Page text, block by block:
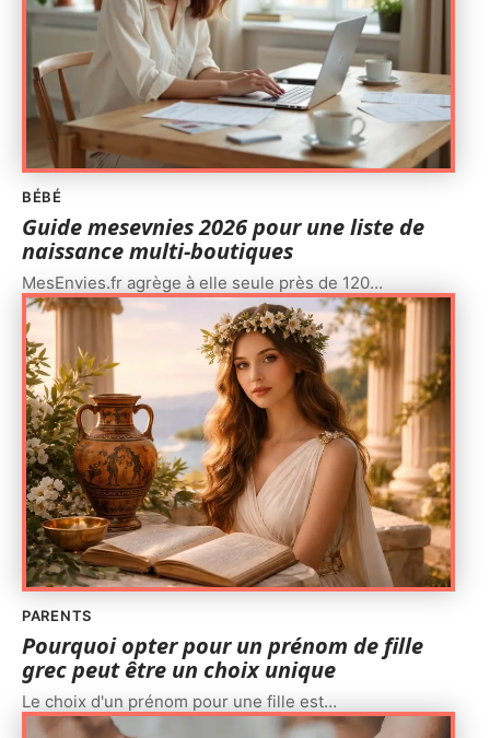
BÉBÉ
Guide mesevnies 2026 pour une liste de
naissance multi-boutiques
MesEnvies.fr agrège à elle seule près de 120…
PARENTS
Pourquoi opter pour un prénom de fille
grec peut être un choix unique
Le choix d'un prénom pour une fille est…